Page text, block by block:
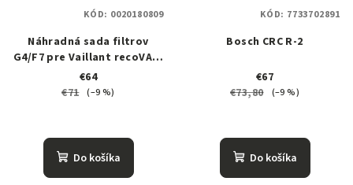
Náhradná sada filtrov
G4/F7 pre Vaillant recoVAIR
260/4 a 360/4
€64
€71 (–9 %)
Do košíka
KÓD: 0020180809
Bosch CRC R-2
€67
€73,80
(–9 %)
Do košíka
KÓD: 7733702891